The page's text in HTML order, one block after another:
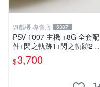
遊戲機 專賣店 5387
PSV 1007 主機 +8G 全套配
件+閃之軌跡1+閃之軌跡2 保
修一年 品質有保障
$3,700